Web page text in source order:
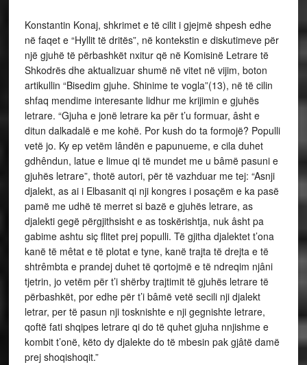
Konstantin Konaj, shkrimet e të cilit i gjejmë shpesh edhe
në faqet e “Hyllit të dritës”, në kontekstin e diskutimeve për
një gjuhë të përbashkët nxitur që në Komisinë Letrare të
Shkodrës dhe aktualizuar shumë në vitet në vijim, boton
artikullin “Bisedim gjuhe. Shinime te vogla”(13), në të cilin
shfaq mendime interesante lidhur me krijimin e gjuhës
letrare. “Gjuha e jonë letrare ka për t’u formuar, âsht e
ditun dalkadalë e me kohë. Por kush do ta formojë? Populli
vetë jo. Ky ep vetëm lândën e papunueme, e cila duhet
gdhêndun, latue e limue qi të mundet me u bâmë pasuni e
gjuhës letrare”, thotë autori, për të vazhduar me tej: “Asnji
djalekt, as ai i Elbasanit qi nji kongres i posaçëm e ka pasë
pamë me udhë të merret si bazë e gjuhës letrare, as
djalekti gegë përgjithsisht e as toskërishtja, nuk âsht pa
gabime ashtu siç flitet prej populli. Të gjitha djalektet t’ona
kanë të mêtat e të plotat e tyne, kanë trajta të drejta e të
shtrêmbta e prandej duhet të qortojmë e të ndreqim njâni
tjetrin, jo vetëm për t’i shërby trajtimit të gjuhës letrare të
përbashkët, por edhe për t’i bâmë vetë secili nji djalekt
letrar, per të pasun nji tosknishte e nji gegnishte letrare,
qoftë fati shqipes letrare qi do të quhet gjuha nnjishme e
kombit t’onë, këto dy djalekte do të mbesin pak gjâtë damë
prej shoqishoqit.”